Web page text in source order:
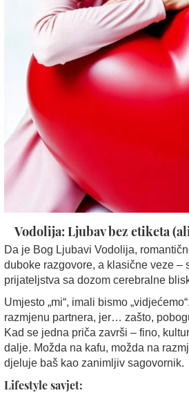
Vodolija: Ljubav bez etiketa
Da je Bog Ljubavi Vodolija,
duboke razgovore, a klasične veze –
prijateljstva sa dozom cerebralne
Umjesto „mi“, imali bismo
razmjenu partnera, jer… zašto,
Kad se jedna priča završi – fino,
dalje. Možda na kafu, možda na
djeluje baš kao zanimljiv sagovornik.
Lifestyle savjet: